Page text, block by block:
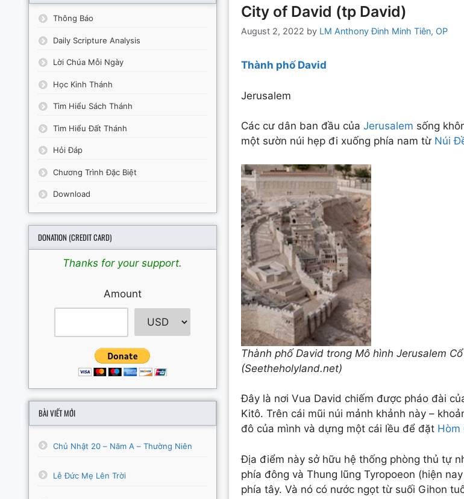
City of David (tp David)
August 2, 2022 by LM Anthony Đinh Minh Tiên, OP
Thành phố David
Jerusalem
Các cư dân ban đầu của Jerusalem sống
một sườn núi hẹp đi xuống phía nam từ Núi
Thành phố David trong Mô hình Jerusalem
(Seetheholyland.net)
Đây là nơi Vua David chiếm được pháo đài
Kitô. Trên cái mũi núi mảnh khảnh này –
đô của mình và dựng một cái lều để đặt Hòm
Địa điểm này sở hữu hệ thống phòng thủ tự
phía đông và Thung lũng Tyropoeon (hiện
phía tây. Và nó có nước ngọt từ suối Gihon
Thông Báo
Daily Scripture Analysis
Lời Chúa Mỗi Ngày
Học Kinh Thánh
Tìm Hiểu Sách Thánh
Tìm Hiểu Đất Thánh
Hỏi Đáp
Chương Trình Đặc Biệt
Download
DONATION (CREDIT CARD)
Thanks for your support.
Amount
BÀI VIẾT MỚI
Chủ Nhật 20 – Năm A – Thường Niên
Lễ Đức Mẹ Lên Trời